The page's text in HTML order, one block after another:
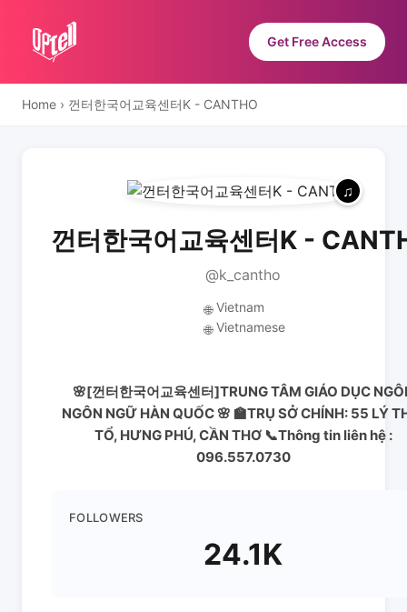
Get Free Access
Home › 껀터한국어교육센터K - CANTHO
껀터한국어교육센터K -
@k_cantho
🌐 Vietnam
🌐 Vietnamese
🌸[껀터한국어교육센터]TRUNG TÂM GIÁO DỤC
NGÔN NGỮ HÀN QUỐC 🌸 🏫TRỤ SỞ CHÍNH: 55 LÝ
TỔ, HƯNG PHÚ, CẦN THƠ 📞Thông tin liên hệ :
096.557.0730
FOLLOWERS
24.1K